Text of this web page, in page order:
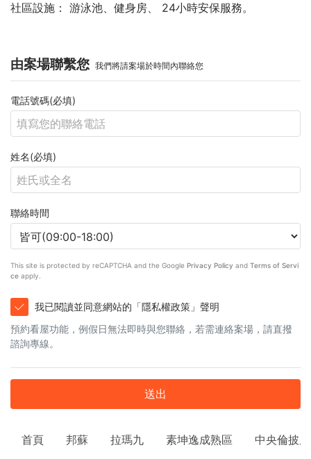
社區設施： 游泳池、健身房、 24小時安保服務。
由案場聯繫您 我們將請案場於時間內聯絡您
電話號碼(必填)
姓名(必填)
聯絡時間
This site is protected by reCAPTCHA and the Google Privacy Policy and Terms of Servi
ce apply.
我已閱讀並同意網站的「隱私權政策」聲明
預約看屋功能，例假日無法即時與您聯絡，若需連絡案場，請直撥
諮詢專線。
送出
首頁 邦蘇 拉瑪九 素坤逸成熟區 中央倫披尼